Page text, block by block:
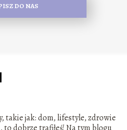
DO NAS
takie jak: dom, lifestyle, zdrowie